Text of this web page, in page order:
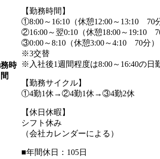
時
間
【勤務時間】
①8:00～16:10（休憩12:00～13:10 70
②16:00～翌0:10（休憩18:00～19:10
③0:00～8:10（休憩3:00～4:10 70分）
※3交替
※入社後1週間程度は8:00～16:40の日
【勤務サイクル】
①4勤1休→②4勤1休→③4勤2休
【休日休暇】
シフト休み
（会社カレンダーによる）
■年間休日：105日